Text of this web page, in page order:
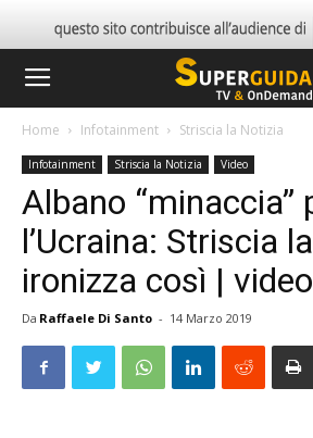
Home Infotainment Striscia la Notizia
Infotainment Striscia la Notizia Video
Albano “minaccia”
l’Ucraina: Striscia
ironizza così | video
Da Raffaele Di Santo - 14 Marzo 2019